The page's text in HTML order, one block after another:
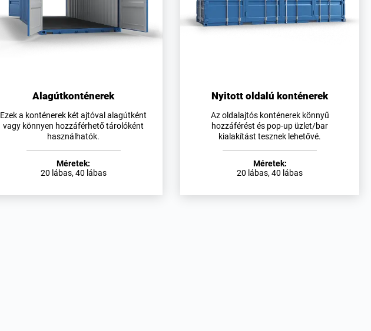
Alagútkonténerek
Ezek a konténerek két ajtóval alagútként
vagy könnyen hozzáférhető tárolóként
használhatók.
Méretek:
20 lábas, 40 lábas
Nyitott oldalú konténerek
Az oldalajtós konténerek könnyű
hozzáférést és pop-up üzlet/bar
kialakítást tesznek lehetővé.
Méretek:
20 lábas, 40 lábas